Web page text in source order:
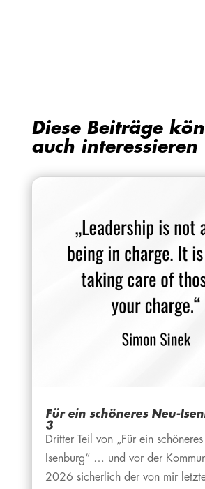
Diese Beiträge
auch interessieren
Für ein schöneres Neu-
3
Dritter Teil von „Für ein
Isenburg“ … und vor der
2026 sicherlich der von mir